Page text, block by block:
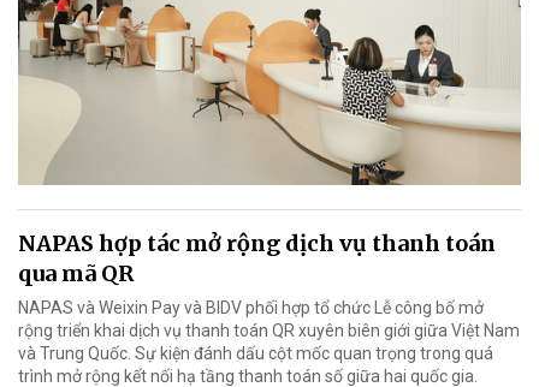
NAPAS hợp tác mở rộng dịch vụ thanh toán
qua mã QR
NAPAS và Weixin Pay và BIDV phối hợp tổ chức Lễ công bố mở
rộng triển khai dịch vụ thanh toán QR xuyên biên giới giữa Việt Nam
và Trung Quốc. Sự kiện đánh dấu cột mốc quan trọng trong quá
trình mở rộng kết nối hạ tầng thanh toán số giữa hai quốc gia.